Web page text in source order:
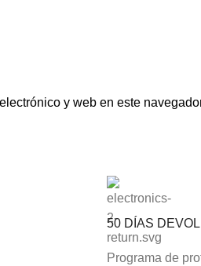
y web en este
50 DÍAS
Programa de